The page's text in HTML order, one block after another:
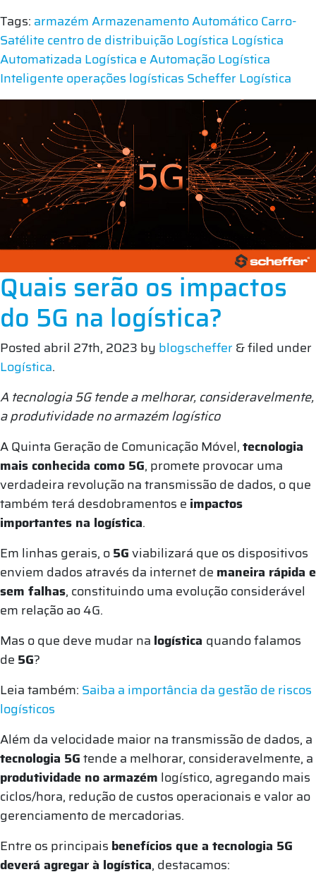
Tags: armazémArmazenamento AutomáticoCarro-
Satélite centro de distribuiçãoLogística Logística
Automatizada Logística e AutomaçãoLogística
Inteligente operações logísticas Scheffer Logística
Quais serão os impactos
do 5G na logística?
Posted abril 27th, 2023 by blogscheffer&filed under
Logística.
A tecnologia 5G tende a melhorar, consideravelmente,
a produtividade no armazém logístico
A Quinta Geração de Comunicação Móvel,tecnologia
mais conhecida como 5G, promete provocar uma
verdadeira revolução na transmissão de dados, o que
também terá desdobramentos e impactos
importantes na logística.
Em linhas gerais, o5Gviabilizará que os dispositivos
enviem dados através da internet de maneira rápida e
sem falhas, constituindo uma evolução considerável
em relação ao 4G.
Mas o que deve mudar na logística quando falamos
de 5G?
Leia também: Saiba a importância da gestão de riscos
logísticos
Além da velocidade maior na transmissão de dados, a
tecnologia 5Gtende a melhorar, consideravelmente, a
produtividade no armazém logístico, agregando mais
ciclos/hora, redução de custos operacionais e valor ao
gerenciamento de mercadorias.
Entre os principais benefícios que a tecnologia 5G
deverá agregar à logística, destacamos: